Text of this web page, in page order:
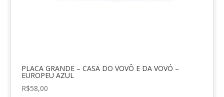
PLACA GRANDE – CASA DO VOVÔ E DA VOVÓ –
EUROPEU AZUL
R$58,00